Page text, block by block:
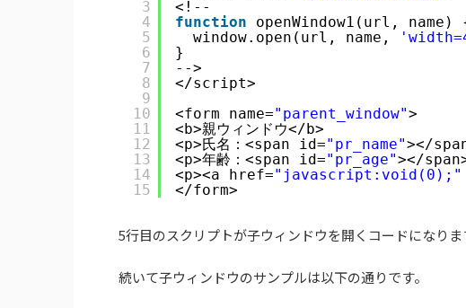
3
4
5
6
7
8
9
10
11
12
13
14
15
<!--
function
openWindow1(url, name)
window.open(url, name,
}
-->
</script>
<form name="parent_window">
<b>親ウィンドウ</b>
<p>氏名：<span id="pr_name"></
<p>年齢：<span id="pr_age"></
<p><a href="javascript:void(0);"
</form>
5行目のスクリプトが子ウィンドウを開くコードになりま
続いて子ウィンドウのサンプルは以下の通りです。